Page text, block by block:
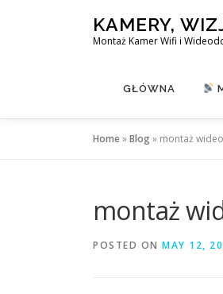
KAMERY,
Montaż Kamer Wifi i
GŁÓWNA
Home»Blog» montaż
montaż
POSTED ON MAY 12,